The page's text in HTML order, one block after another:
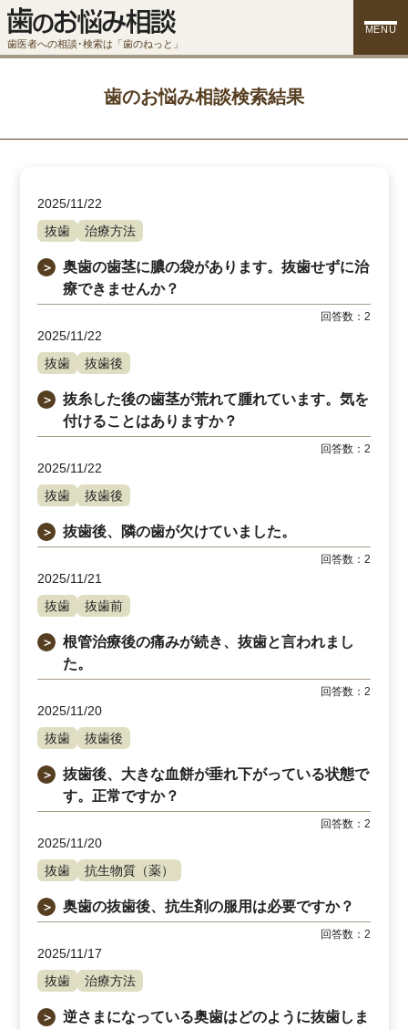
歯医者への相談･検索は「歯のねっと」
MENU
歯のお悩み相談検索結果
2025/11/22
抜歯
治療方法
＞
奥歯の歯茎に膿の袋があります。抜歯せずに治
療できませんか？
回答数：2
2025/11/22
抜歯
抜歯後
＞
抜糸した後の歯茎が荒れて腫れています。気を
付けることはありますか？
回答数：2
2025/11/22
抜歯
抜歯後
＞ 抜歯後、隣の歯が欠けていました。
回答数：2
2025/11/21
抜歯
抜歯前
＞
根管治療後の痛みが続き、抜歯と言われまし
た。
回答数：2
2025/11/20
抜歯
抜歯後
＞
抜歯後、大きな血餅が垂れ下がっている状態で
す。正常ですか？
回答数：2
2025/11/20
抜歯
抗生物質（薬）
＞ 奥歯の抜歯後、抗生剤の服用は必要ですか？
回答数：2
2025/11/17
抜歯
治療方法
＞
逆さまになっている奥歯はどのように抜歯しま